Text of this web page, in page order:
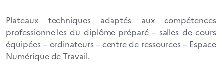
Plateaux techniques adaptés aux compétences
professionnelles du diplôme préparé – salles de cours
équipées – ordinateurs – centre de ressources – Espace
Numérique de Travail.